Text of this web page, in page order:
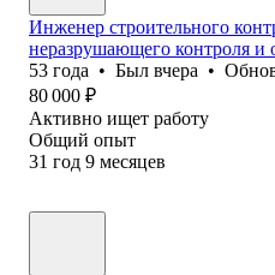
Инженер строительного
неразрушающего контроля и
53 года • Был вчера •
80 000 ₽
Активно ищет работу
Общий опыт
31 год 9 месяцев